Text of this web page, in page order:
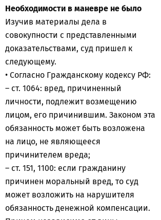
Необходимости в маневре не было
Изучив материалы дела в
совокупности с представленными
доказательствами, суд пришел к
следующему.
• Согласно Гражданскому кодексу РФ:
– ст. 1064: вред, причиненный
личности, подлежит возмещению
лицом, его причинившим. Законом эта
обязанность может быть возложена
на лицо, не являющееся
причинителем вреда;
– ст. 151, 1100: если гражданину
причинен моральный вред, то суд
может возложить на нарушителя
обязанность денежной компенсации.